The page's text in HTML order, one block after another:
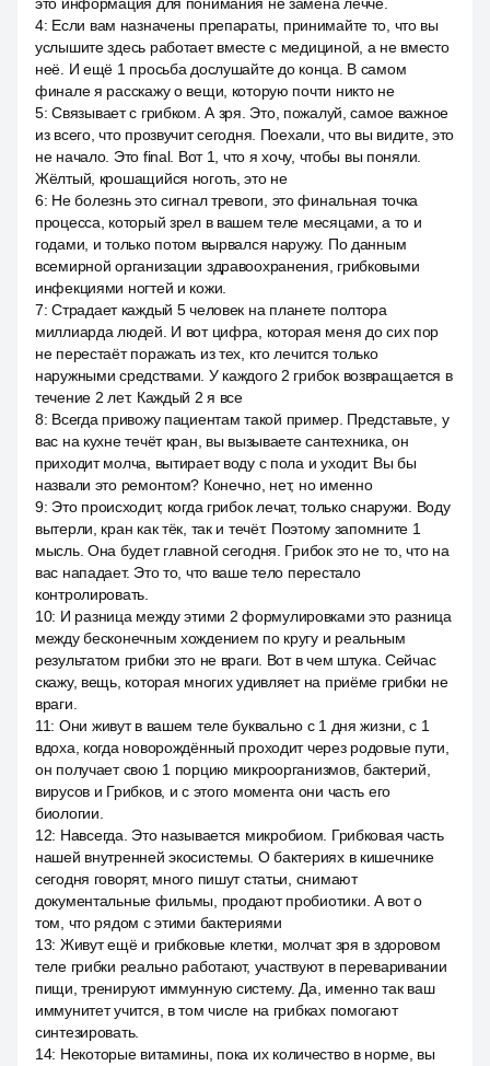
4: Если вам назначены препараты, принимайте то, что вы
услышите здесь работает вместе с медициной, а не вместо
неё. И ещё 1 просьба дослушайте до конца. В самом
финале я расскажу о вещи, которую почти никто не
5:Связывает с грибком. А зря. Это, пожалуй, самое важное
из всего, что прозвучит сегодня. Поехали, что вы видите, это
не начало. Это final. Вот 1, что я хочу, чтобы вы поняли.
Жёлтый, крошащийся ноготь, это не
6: Не болезнь это сигнал тревоги, это финальная точка
процесса, который зрел в вашем теле месяцами, а то и
годами, и только потом вырвался наружу. По данным
всемирной организации здравоохранения, грибковыми
инфекциями ногтей и кожи.
7:Страдает каждый 5 человек на планете полтора
миллиарда людей. И вот цифра, которая меня до сих пор
не перестаёт поражать из тех, кто лечится только
наружными средствами. У каждого 2 грибок возвращается в
течение 2 лет. Каждый 2 я все
8: Всегда привожу пациентам такой пример. Представьте, у
вас на кухне течёт кран, вы вызываете сантехника, он
приходит молча, вытирает воду с пола и уходит. Вы бы
назвали это ремонтом? Конечно, нет, но именно
9: Это происходит, когда грибок лечат, только снаружи. Воду
вытерли, кран как тёк, так и течёт. Поэтому запомните 1
мысль. Она будет главной сегодня. Грибок это не то, что на
вас нападает. Это то, что ваше тело перестало
контролировать.
10: И разница между этими 2 формулировками это разница
между бесконечным хождением по кругу и реальным
результатом грибки это не враги. Вот в чем штука. Сейчас
скажу, вещь, которая многих удивляет на приёме грибки не
враги.
11: Они живут в вашем теле буквально с 1 дня жизни, с 1
вдоха, когда новорождённый проходит через родовые пути,
он получает свою 1 порцию микроорганизмов, бактерий,
вирусов и Грибков, и с этого момента они часть его
биологии.
12: Навсегда. Это называется микробиом. Грибковая часть
нашей внутренней экосистемы. О бактериях в кишечнике
сегодня говорят, много пишут статьи, снимают
документальные фильмы, продают пробиотики. А вот о
том, что рядом с этими бактериями
13: Живут ещё и грибковые клетки, молчат зря в здоровом
теле грибки реально работают, участвуют в переваривании
пищи, тренируют иммунную систему. Да, именно так ваш
иммунитет учится, в том числе на грибках помогают
синтезировать.
14: Некоторые витамины, пока их количество в норме, вы